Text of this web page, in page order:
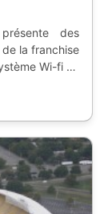
des
la franchise
Wi-fi va